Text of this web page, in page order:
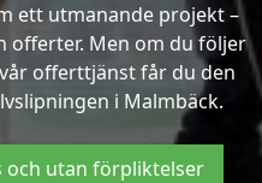
ett utmanande projekt –
offerter. Men om du följer
offerttjänst får du den
i Malmbäck.
och utan förpliktelser